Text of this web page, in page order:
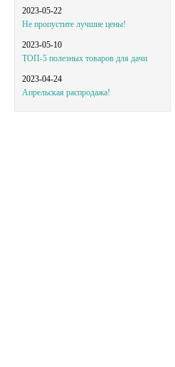
2023-05-22
Не пропустите лучшие цены!
2023-05-10
ТОП-5 полезных товаров для дачи
2023-04-24
Апрельская распродажа!